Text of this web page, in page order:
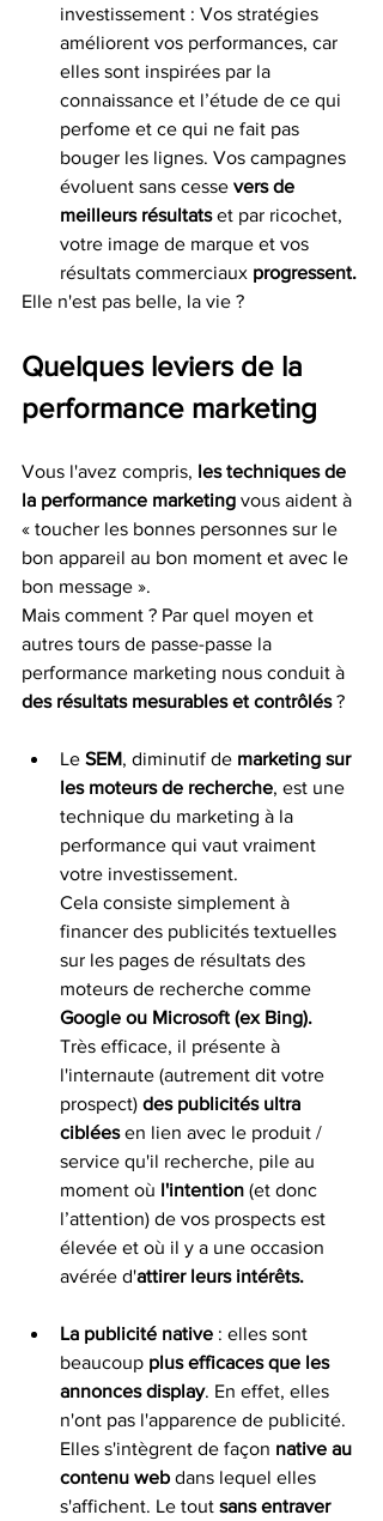
investissement : Vos stratégies
améliorent vos performances, car
elles sont inspirées par la
connaissance et l’étude de ce qui
perfome et ce qui ne fait pas
bouger les lignes. Vos campagnes
évoluent sans cesse vers de
meilleurs résultats et par ricochet,
votre image de marque et vos
résultats commerciaux progressent.
Elle n'est pas belle, la vie ?
Quelques leviers de la
performance marketing
Vous l'avez compris, les techniques de
la performance marketing vous aident à
« toucher les bonnes personnes sur le
bon appareil au bon moment et avec le
bon message ».
Mais comment ? Par quel moyen et
autres tours de passe-passe la
performance marketing nous conduit à
des résultats mesurables et contrôlés ?
Le SEM, diminutif de marketing sur
les moteurs de recherche, est une
technique du marketing à la
performance qui vaut vraiment
votre investissement.
Cela consiste simplement à
financer des publicités textuelles
sur les pages de résultats des
moteurs de recherche comme
Google ou Microsoft (ex Bing).
Très efficace, il présente à
l'internaute (autrement dit votre
prospect) des publicités ultra
ciblées en lien avec le produit /
service qu'il recherche, pile au
moment où l'intention (et donc
l’attention) de vos prospects est
élevée et où il y a une occasion
avérée d'attirer leurs intérêts.
La publicité native : elles sont
beaucoup plus efficaces que les
annonces display. En effet, elles
n'ont pas l'apparence de publicité.
Elles s'intègrent de façon native au
contenu web dans lequel elles
s'affichent. Le tout sans entraver